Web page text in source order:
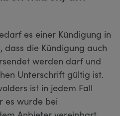
es einer Kündigung in
dass die Kündigung auch
werden darf und
Unterschrift gültig ist.
ist in jedem Fall
es wurde bei